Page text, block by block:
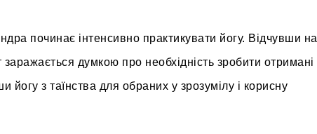
починає інтенсивно практикувати йогу. Відчувши на
думкою про необхідність зробити отримані
з таїнства для обраних у зрозумілу і корисну